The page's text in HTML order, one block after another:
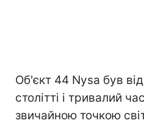
Об'єкт 44 Nysa був
столітті і тривалий
звичайною точкою